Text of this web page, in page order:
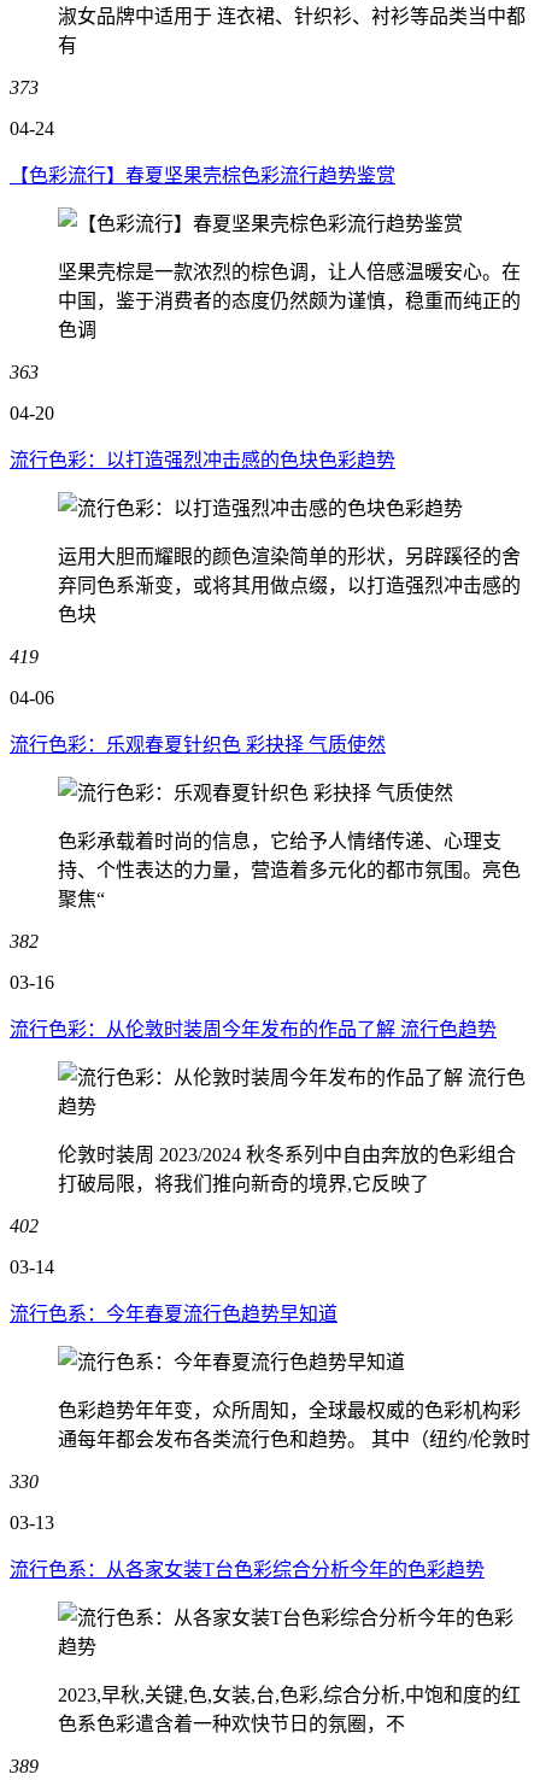
淑女品牌中适用于 连衣裙、针织衫、衬衫等品类当中都
有
373
04-24
【色彩流行】春夏坚果壳棕色彩流行趋势鉴赏
坚果壳棕是一款浓烈的棕色调，让人倍感温暖安心。在
中国，鉴于消费者的态度仍然颇为谨慎，稳重而纯正的
色调
363
04-20
流行色彩：以打造强烈冲击感的色块色彩趋势
运用大胆而耀眼的颜色渲染简单的形状，另辟蹊径的舍
弃同色系渐变，或将其用做点缀，以打造强烈冲击感的
色块
419
04-06
流行色彩：乐观春夏针织色 彩抉择 气质使然
色彩承载着时尚的信息，它给予人情绪传递、心理支
持、个性表达的力量，营造着多元化的都市氛围。亮色
聚焦“
382
03-16
流行色彩：从伦敦时装周今年发布的作品了解 流行色趋势
伦敦时装周 2023/2024 秋冬系列中自由奔放的色彩组合
打破局限，将我们推向新奇的境界,它反映了
402
03-14
流行色系：今年春夏流行色趋势早知道
色彩趋势年年变，众所周知，全球最权威的色彩机构彩
通每年都会发布各类流行色和趋势。 其中（纽约/伦敦时
330
03-13
流行色系：从各家女装T台色彩综合分析今年的色彩趋势
2023,早秋,关键,色,女装,台,色彩,综合分析,中饱和度的红
色系色彩遣含着一种欢快节日的氛圈，不
389